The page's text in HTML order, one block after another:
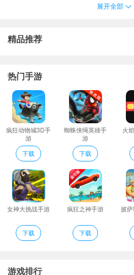
信用欠款买方无资金压力卖方可更多成交
报表系统：可查看当日客户的数据销售
年童装实体经营经验拥有中国大型的
装行业各项资源的能力和优势。
商家入住大风车商家版app平台在线开
销售管理：将客户的信息落到公司系
员工作情况；系统会自动记录销售回
存做匹配；
评估师系统：便捷的评估信息录入并
将车型与潜在客户快速匹配；
大风车商家点评
1、视频展示产品全方位快速介绍和了
展开全部
精品推荐
热门手游
疯狂动物城3D手
游
下载
蜘蛛侠绳英雄手
游
下载
火
女神大挑战手游
下载
疯狂之神手游
下载
披
游戏排行